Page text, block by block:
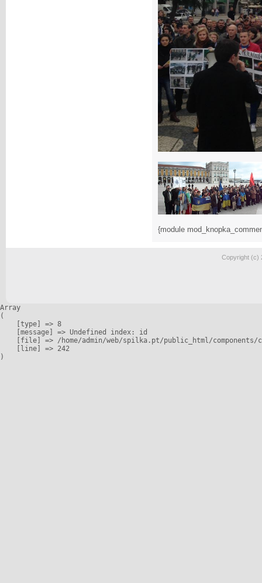
{module
Copyright (c)
Array
(
    [type] => 8
    [message] => Undefined index: id
[file] => /home/admin/web/spilka.pt/public_html/
    [line] => 242